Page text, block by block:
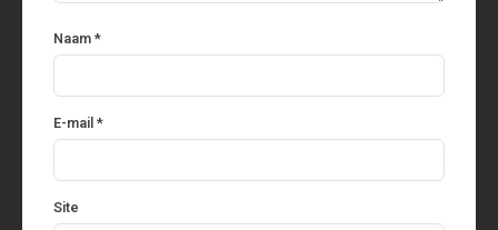
Naam *
E-mail *
Site